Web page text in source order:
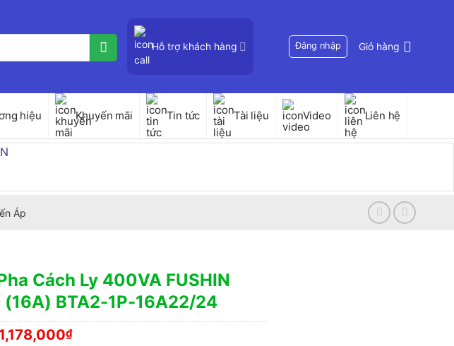
Hỗ trợ khách hàng Đăng nhập Giỏ hàng
hiệu Khuyến mãi Tin tức Tài liệu Video Liên hệ
Áp
Cách Ly 400VA FUSHIN
BTA2-1P-16A22/24
1,178,000₫